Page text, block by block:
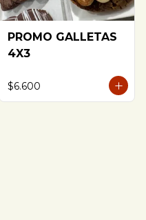
PROMO GALLETAS
4X3
$6.600